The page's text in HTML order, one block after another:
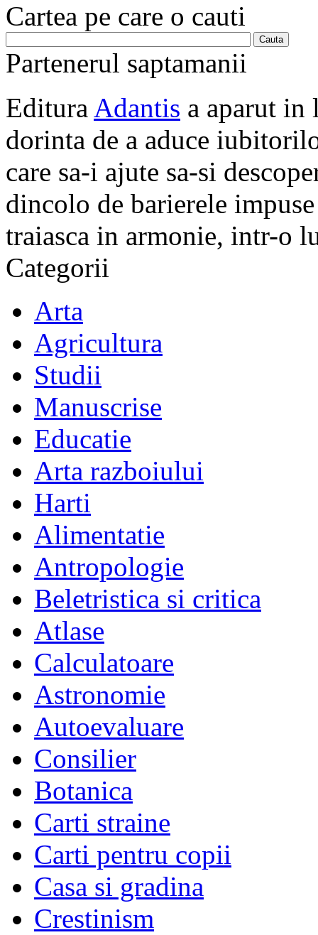
Cartea pe care o cauti
Partenerul saptamanii
Editura Adantis a aparut in
dorinta de a aduce
care sa-i ajute sa-si
dincolo de barierele
traiasca in armonie, intr-o
Categorii
Arta
Agricultura
Studii
Manuscrise
Educatie
Arta razboiului
Harti
Alimentatie
Antropologie
Beletristica si critica
Atlase
Calculatoare
Astronomie
Autoevaluare
Consilier
Botanica
Carti straine
Carti pentru copii
Casa si gradina
Crestinism